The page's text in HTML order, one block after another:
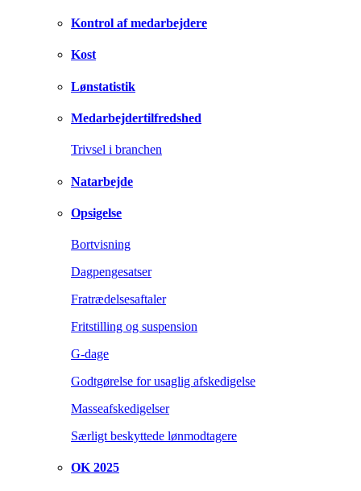
Kontrol af medarbejdere
Kost
Lønstatistik
Medarbejdertilfredshed
Trivsel i branchen
Natarbejde
Opsigelse
Bortvisning
Dagpengesatser
Fratrædelsesaftaler
Fritstilling og suspension
G-dage
Godtgørelse for usaglig afskedigelse
Masseafskedigelser
Særligt beskyttede lønmodtagere
OK 2025